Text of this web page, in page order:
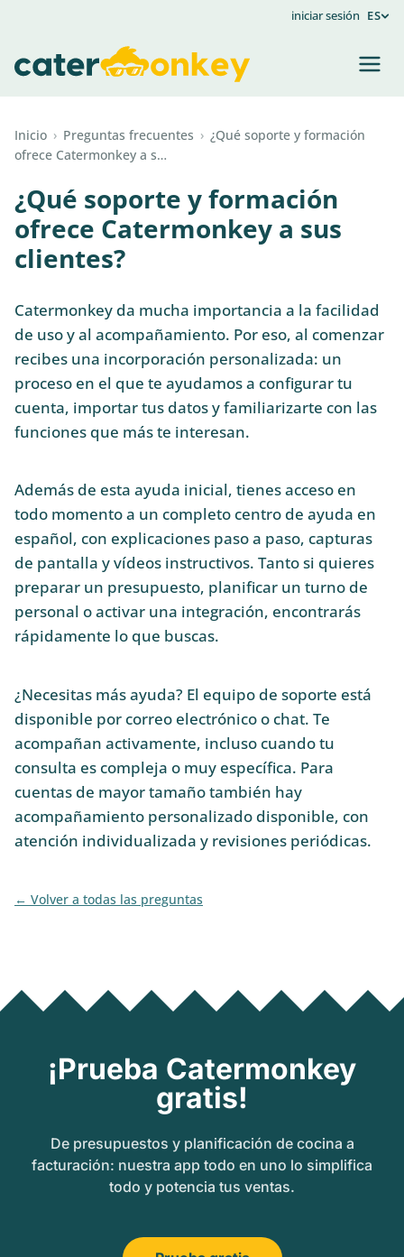
iniciar sesión ES
Inicio › Preguntas frecuentes › ¿Qué soporte y formación
ofrece Catermonkey a s…
¿Qué soporte y formación
ofrece Catermonkey a sus
clientes?
Catermonkey da mucha importancia a la facilidad
de uso y al acompañamiento. Por eso, al comenzar
recibes una incorporación personalizada: un
proceso en el que te ayudamos a configurar tu
cuenta, importar tus datos y familiarizarte con las
funciones que más te interesan.
Además de esta ayuda inicial, tienes acceso en
todo momento a un completo centro de ayuda en
español, con explicaciones paso a paso, capturas
de pantalla y vídeos instructivos. Tanto si quieres
preparar un presupuesto, planificar un turno de
personal o activar una integración, encontrarás
rápidamente lo que buscas.
¿Necesitas más ayuda? El equipo de soporte está
disponible por correo electrónico o chat. Te
acompañan activamente, incluso cuando tu
consulta es compleja o muy específica. Para
cuentas de mayor tamaño también hay
acompañamiento personalizado disponible, con
atención individualizada y revisiones periódicas.
Volver a todas las preguntas
¡Prueba Catermonkey
gratis!
De presupuestos y planificación de cocina a
facturación: nuestra app todo en uno lo simplifica
todo y potencia tus ventas.